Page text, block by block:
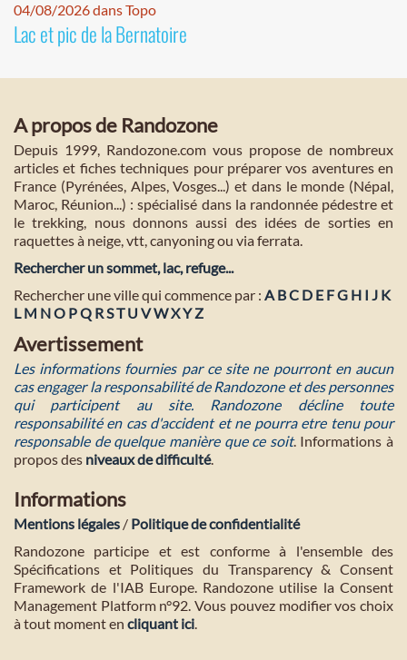
04/08/2026 dans Topo
Lac et pic de la Bernatoire
A propos de Randozone
Depuis 1999, Randozone.com vous propose de nombreux
articles et fiches techniques pour préparer vos aventures en
France (Pyrénées, Alpes, Vosges...) et dans le monde (Népal,
Maroc, Réunion...) : spécialisé dans la randonnée pédestre et
le trekking, nous donnons aussi des idées de sorties en
raquettes à neige, vtt, canyoning ou via ferrata.
Rechercher un sommet, lac, refuge...
Rechercher une ville qui commence par : A BC D E FG H I J K
L M NO PQ RST U VWXYZ
Avertissement
Les informations fournies par ce site ne pourront en aucun
cas engager la responsabilité de Randozone et des personnes
qui participent au site. Randozone décline toute
responsabilité en cas d'accident et ne pourra etre tenu pour
responsable de quelque manière que ce soit. Informations à
propos des niveaux de difficulté.
Informations
Mentions légales / Politique de confidentialité
Randozone participe et est conforme à l'ensemble des
Spécifications et Politiques du Transparency & Consent
Framework de l'IAB Europe. Randozone utilise la Consent
Management Platform n°92. Vous pouvez modifier vos choix
à tout moment en cliquant ici.